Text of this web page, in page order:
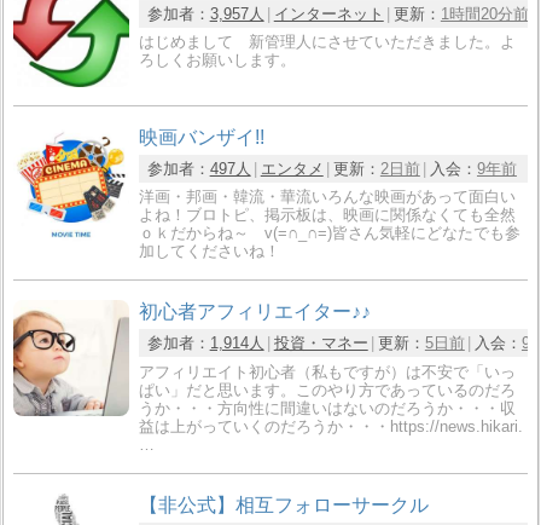
参加者： 3,957人 インターネット 更新： 1時間20分前
はじめまして 新管理人にさせていただきました。よ
ろしくお願いします。
映画バンザイ!!
参加者： 497人 エンタメ 更新： 2日前 入会： 9年前
洋画・邦画・韓流・華流いろんな映画があって面白い
よね！ブロトピ、掲示板は、映画に関係なくても全然
ｏｋだからね～ v(=∩_∩=)皆さん気軽にどなたでも参
加してくださいね！
初心者アフィリエイター♪♪
参加者： 1,914人 投資・マネー 更新： 5日前 入会： 9
アフィリエイト初心者（私もですが）は不安で「いっ
ぱい」だと思います。このやり方であっているのだろ
うか・・・方向性に間違いはないのだろうか・・・収
益は上がっていくのだろうか・・・https://news.hikari.
…
【非公式】相互フォローサークル